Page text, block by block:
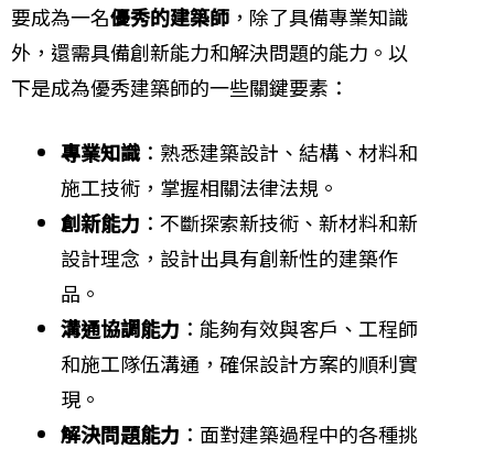
要成為一名優秀的建築師 ，除了具備專業知識
外，還需具備創新能力和解決問題的能力。以
下是成為優秀建築師的一些關鍵要素：
專業知識：熟悉建築設計、結構、材料和
施工技術，掌握相關法律法規。
創新能力 ：不斷探索新技術、新材料和新
設計理念，設計出具有創新性的建築作
品。
溝通協調能力 ：能夠有效與客戶、工程師
和施工隊伍溝通，確保設計方案的順利實
現。
解決問題能力 ：面對建築過程中的各種挑